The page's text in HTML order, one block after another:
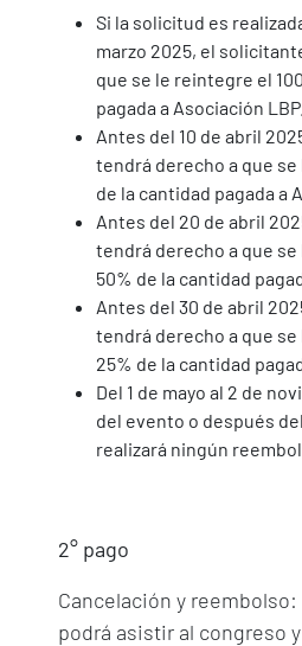
Si la solicitud es
marzo 2025, el
que se le reintegre el
pagada a Asociación LBP.
Antes del 10 de abril
tendrá derecho a que
de la cantidad pagada a
Antes del 20 de abril
tendrá derecho a que
50% de la cantidad
Antes del 30 de abril
tendrá derecho a que
25% de la cantidad
Del 1 de mayo al 2 de
del evento o después
realizará ningún
2° pago
Cancelación y
podrá asistir al congreso